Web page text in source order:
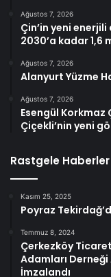
Ağustos 7, 2026
Çin’in yeni
2030’a kadar 1,6
Ağustos 7, 2026
Alanyurt Yüzme
Ağustos 7, 2026
Esengül Korkmaz
Çiçekli’nin yeni
Rastgele Haberler
Kasım 25, 2025
Poyraz
Temmuz 8, 2024
Çerkezköy
Adamları
İmzalandı